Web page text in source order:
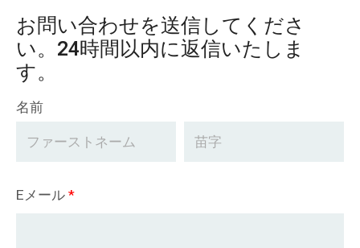
お問い合わせを送信してくださ
い。24時間以内に返信いたしま
す。
名前
Eメール*